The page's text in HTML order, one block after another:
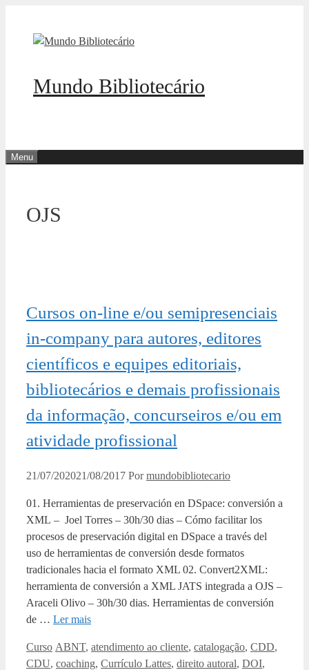
Mundo Bibliotecário
Menu
OJS
Cursos on-line e/ou semipresenciais
in-company para autores, editores
científicos e equipes editoriais,
bibliotecários e demais profissionais
da informação, concurseiros e/ou em
atividade profissional
21/07/202021/08/2017 Pormundobibliotecario
01. Herramientas de preservación en DSpace: conversión a
XML – Joel Torres – 30h/30 dias – Cómo facilitar los
procesos de preservación digital en DSpace a través del
uso de herramientas de conversión desde formatos
tradicionales hacia el formato XML 02. Convert2XML:
herramienta de conversión a XML JATS integrada a OJS –
Araceli Olivo – 30h/30 dias. Herramientas de conversión
de … Ler mais
Categorias
Curso Tags
ABNT, atendimento ao cliente, catalogação, CDD,
CDU, coaching, Currículo Lattes, direito autoral, DOI,